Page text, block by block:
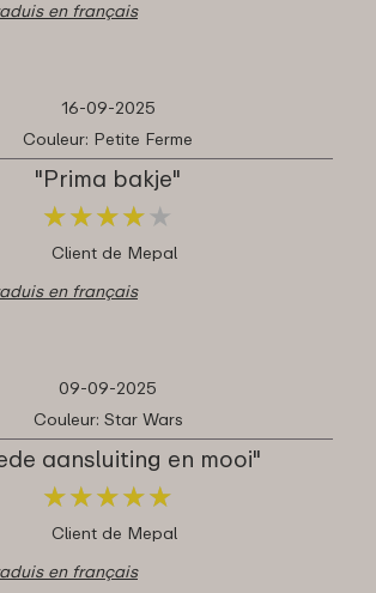
en français
16-09-2025
Couleur: Petite Ferme
"Prima bakje"
★★★★ ★
★★★★ ★
Client de Mepal
en français
09-09-2025
Couleur: Star Wars
aansluiting en mooi"
★★★★★
★★★★★
Client de Mepal
en français